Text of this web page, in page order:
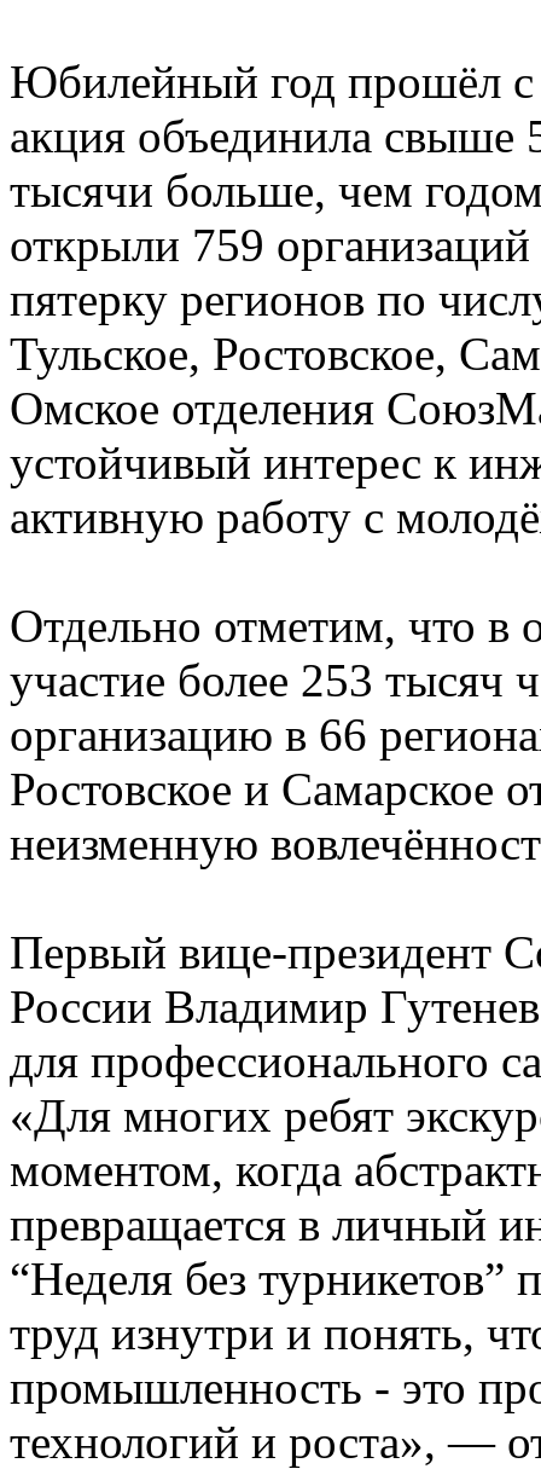
Юбилейный год прошёл с
акция объединила свыше
тысячи больше, чем
открыли 759
пятерку регионов по
Тульское, Ростовское,
Омское отделения
устойчивый интерес к
активную работу с
Отдельно отметим, что в
участие более 253 тысяч
организацию в 66
Ростовское и Самарское
неизменную
Первый вице-президент
России Владимир
для профессионального
«Для многих ребят
моментом, когда
превращается в личный
“Неделя без турникетов”
труд изнутри и понять,
промышленность - это
технологий и роста», —